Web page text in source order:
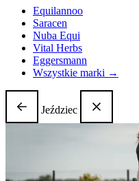
Equilannoo
Saracen
Nuba Equi
Vital Herbs
Eggersmann
Wszystkie marki →
Jeździec